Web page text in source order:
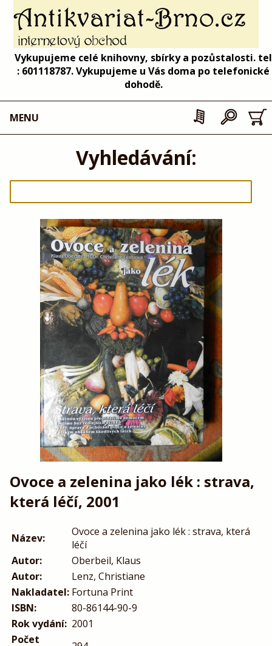
Vykupujeme celé knihovny, sbírky a pozůstalosti. tel
: 601118787. Vykupujeme u Vás doma po telefonické
dohodě.
MENU
Vyhledávání:
Ovoce a zelenina jako lék : strava,
která léčí, 2001
Název:
Ovoce a zelenina jako lék : strava, která
léčí
Autor:
Oberbeil, Klaus
Autor:
Lenz, Christiane
Nakladatel: Fortuna Print
ISBN:
80-86144-90-9
Rok vydání: 2001
Počet